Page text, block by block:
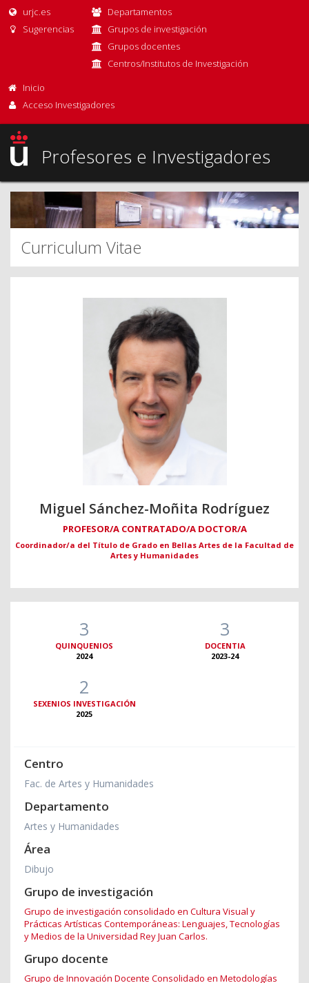
urjc.es
Sugerencias
Departamentos
Grupos de investigación
Grupos docentes
Centros/Institutos de Investigación
Inicio
Acceso Investigadores
Profesores e Investigadores
Curriculum Vitae
Miguel Sánchez-Moñita Rodríguez
PROFESOR/A CONTRATADO/A DOCTOR/A
Coordinador/a del Título de Grado en Bellas Artes de la Facultad de
Artes y Humanidades
3
QUINQUENIOS
2024
3
DOCENTIA
2023-24
2
SEXENIOS INVESTIGACIÓN
2025
Centro
Fac. de Artes y Humanidades
Departamento
Artes y Humanidades
Área
Dibujo
Grupo de investigación
Grupo de investigación consolidado en Cultura Visual y
Prácticas Artísticas Contemporáneas: Lenguajes, Tecnologías
y Medios de la Universidad Rey Juan Carlos.
Grupo docente
Grupo de Innovación Docente Consolidado en Metodologías